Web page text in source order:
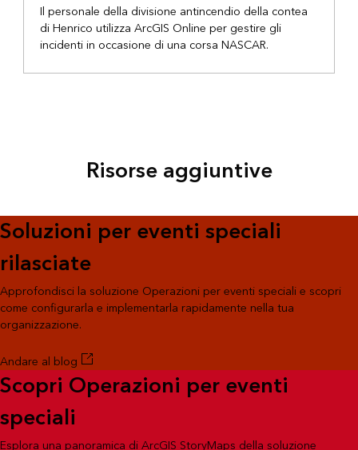
Il personale della divisione antincendio della contea
di Henrico utilizza ArcGIS Online per gestire gli
incidenti in occasione di una corsa NASCAR.
Risorse aggiuntive
Soluzioni per eventi speciali
rilasciate
Approfondisci la soluzione Operazioni per eventi speciali e scopri
come configurarla e implementarla rapidamente nella tua
organizzazione.
Andare al blog
Scopri Operazioni per eventi
speciali
Esplora una panoramica di ArcGIS StoryMaps della soluzione